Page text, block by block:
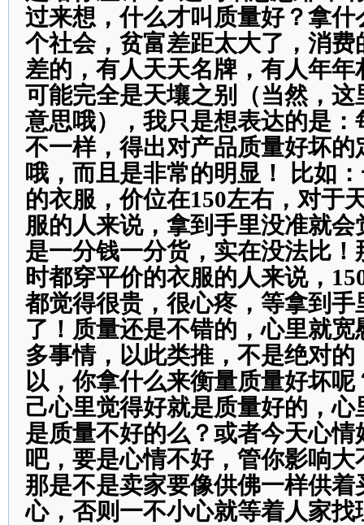
过来想，什么才叫质量好？拿什
个社会，贫富差距太大了，消费
差的，有人天天名牌，有人年
可能完全是天壤之别（当然，这
意思哦），我只是想表达的是：
不一样，得出对产品质量好坏的
哦，而且是非常的明显！ 比如
的衣服，价位在150左右，对于
服的人来说，拿到手里没准就
是一分钱一分货，实在没法比
时都穿平价的衣服的人来说，
都觉得很贵，很心疼，等拿到手
了！质量还是不错的，心里就
多事情，以此类推，不是绝对
以，你拿什么来衡量质量好坏
己心里觉得好就是质量好的，
是质量不好的么？或者今天心情
吧，要是心情不好，管你影响
那是不是卖家要像供佛一样供着
心，否则一不小心就等着人家找